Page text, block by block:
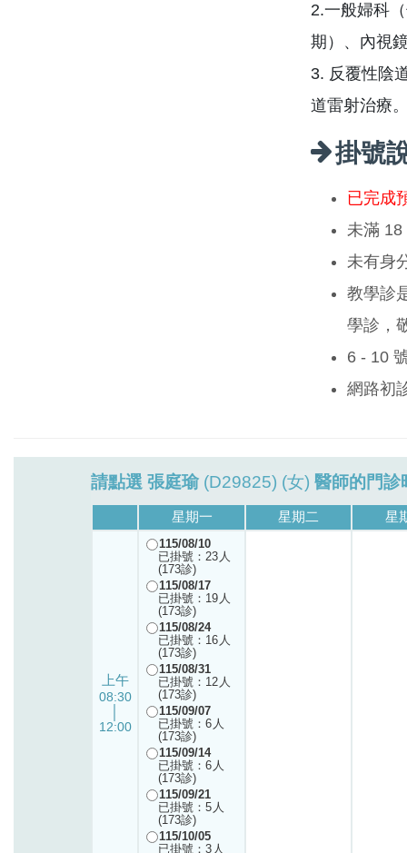
2.一般婦科
期）、內視
3. 反覆性陰
道雷射治療
掛號
已完成
未滿 18
未有身
教學診
學診，
6 - 10
網路初